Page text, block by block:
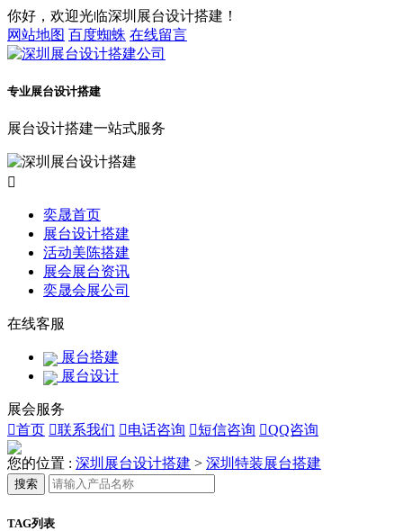
你好，欢迎光临深圳展台设计搭建！
网站地图 百度蜘蛛 在线留言
专业展台设计搭建
展台设计搭建一站式服务

奕晟首页
展台设计搭建
活动美陈搭建
展会展台资讯
奕晟会展公司
在线客服
展台搭建
展台设计
展会服务
首页 联系我们 电话咨询 短信咨询 QQ咨询
您的位置 : 深圳展台设计搭建 > 深圳特装展台搭建
搜索
TAG列表